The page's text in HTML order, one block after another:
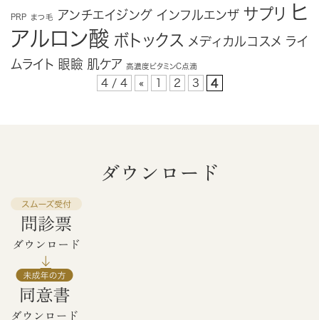
PRP まつ毛 アンチエイジング インフルエンザ サプリ ヒ
アルロン酸 ボトックス メディカルコスメ ライ
ムライト 眼瞼 肌ケア 高濃度ビタミンC点滴
4 / 4 « 2 3 4
ダウンロード